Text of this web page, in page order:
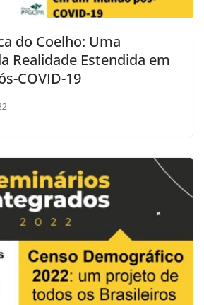
do Coelho: Uma
Realidade Estendida em
COVID-19